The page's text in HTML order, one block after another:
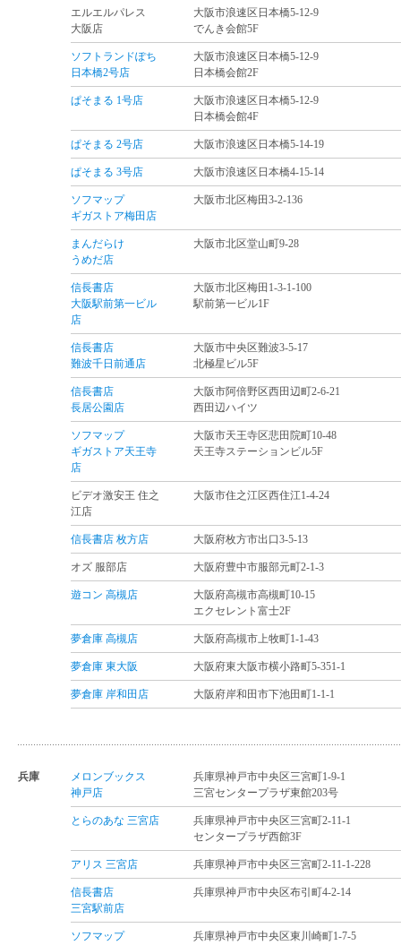
エルエルパレス
大阪店
大阪市浪速区日本橋5-12-9
でんき会館5F
ソフトランドぽち
日本橋2号店
大阪市浪速区日本橋5-12-9
日本橋会館2F
ぱそまる 1号店
大阪市浪速区日本橋5-12-9
日本橋会館4F
ぱそまる 2号店 大阪市浪速区日本橋5-14-19
ぱそまる 3号店 大阪市浪速区日本橋4-15-14
ソフマップ
ギガストア梅田店
大阪市北区梅田3-2-136
まんだらけ
うめだ店
大阪市北区堂山町9-28
信長書店
大阪駅前第一ビル
店
大阪市北区梅田1-3-1-100
駅前第一ビル1F
信長書店
難波千日前通店
大阪市中央区難波3-5-17
北極星ビル5F
信長書店
長居公園店
大阪市阿倍野区西田辺町2-6-21
西田辺ハイツ
ソフマップ
ギガストア天王寺
店
大阪市天王寺区悲田院町10-48
天王寺ステーションビル5F
ビデオ激安王 住之
江店
大阪市住之江区西住江1-4-24
信長書店 枚方店 大阪府枚方市出口3-5-13
オズ 服部店 大阪府豊中市服部元町2-1-3
遊コン 高槻店
大阪府高槻市高槻町10-15
エクセレント富士2F
夢倉庫 高槻店 大阪府高槻市上牧町1-1-43
夢倉庫 東大阪 大阪府東大阪市横小路町5-351-1
夢倉庫 岸和田店 大阪府岸和田市下池田町1-1-1
兵庫
メロンブックス
神戸店
兵庫県神戸市中央区三宮町1-9-1
三宮センタープラザ東館203号
とらのあな 三宮店
兵庫県神戸市中央区三宮町2-11-1
センタープラザ西館3F
アリス 三宮店 兵庫県神戸市中央区三宮町2-11-1-228
信長書店
三宮駅前店
兵庫県神戸市中央区布引町4-2-14
ソフマップ
兵庫県神戸市中央区東川崎町1-7-5